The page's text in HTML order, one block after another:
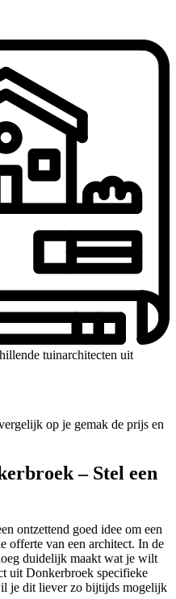
tuinarchitecten uit
op je gemak de prijs en
– Stel een
ontzettend goed idee om een
offerte van een architect. In de
duidelijk maakt wat je wilt
uit Donkerbroek specifieke
je dit liever zo bijtijds mogelijk